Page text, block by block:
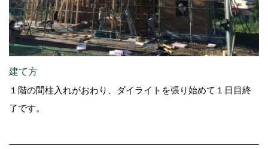
建て方
１階の間柱入れがおわり、ダイライトを張り始めて１日目終
了です。